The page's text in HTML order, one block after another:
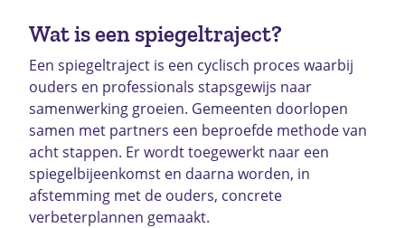
Wat is een spiegeltraject?
Een spiegeltraject is een cyclisch proces waarbij
ouders en professionals stapsgewijs naar
samenwerking groeien. Gemeenten doorlopen
samen met partners een beproefde methode van
acht stappen. Er wordt toegewerkt naar een
spiegelbijeenkomst en daarna worden, in
afstemming met de ouders, concrete
verbeterplannen gemaakt.